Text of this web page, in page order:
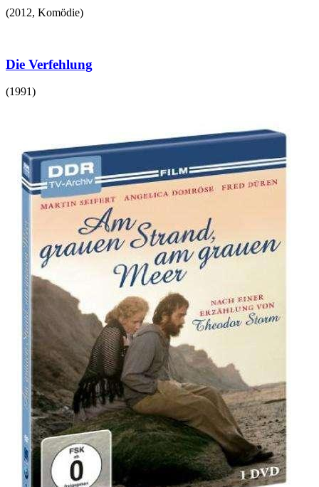
(2012, Komödie)
Die Verfehlung
(1991)